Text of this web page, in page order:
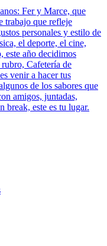
Fer y Marce, que
trabajo que refleje
personales y estilo de
el deporte, el cine,
este año decidimos
Cafetería de
venir a hacer tus
de los sabores que
amigos, juntadas,
break, este es tu lugar.